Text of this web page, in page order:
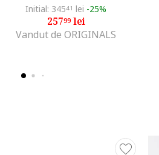
Initial: 34541 lei -25%
25799lei
Vandut de ORIGINALS